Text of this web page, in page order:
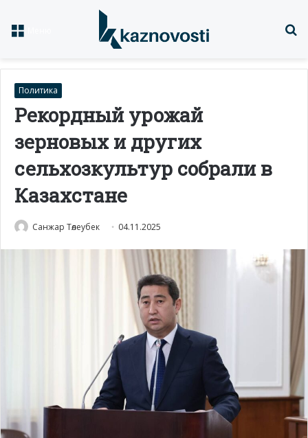
Политика
Рекордный урожай
зерновых и других
сельхозкультур собрали в
Казахстане
Санжар Төлеубек 04.11.2025